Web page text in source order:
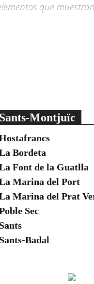
que
Sants-Montjuïc
Bordeta
Font de la Guatlla
Marina del Port
Marina del Prat
Sec
Sants
Sants-Badal